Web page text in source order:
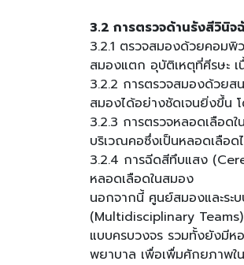
3.2 การตรวจด้านรังสีวินิ
3.2.1 ตรวจสมองด้วยคอมพิ
สมองแตก อุบัติเหตุที่ศีรษะ
3.2.2 การตรวจสมองด้วยส
สมองได้อย่างชัดเจนยิ่งขึ้น
3.2.3 การตรวจหลอดเลือด
บริเวณคอซึ่งเป็นหลอดเลือ
3.2.4 การฉีดสีทึบแสง
หลอดเลือดในสมอง
นอกจากนี้ ศูนย์สมองและระ
(Multidisciplinary
แบบครบวงจร รวมทั้งยังมีห
พยาบาล เพื่อเพื่มศักยภาพใ